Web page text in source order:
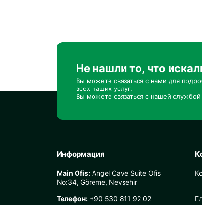
Не нашли то, что
Вы можете связаться с нами для
всех наших услуг.
Вы можете связаться с нашей
Информация
Main Ofis: Angel Cave Suite Ofis
No:34, Göreme, Nevşehir
Телефон: +90 530 811 92 02